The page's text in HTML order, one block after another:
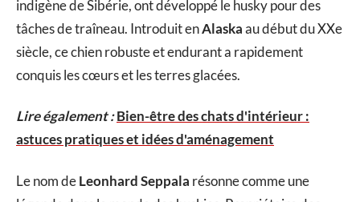
indigène de Sibérie, ont développé le husky pour des
tâches de traîneau. Introduit enAlaskaau début du XXe
siècle, ce chien robuste et endurant a rapidement
conquis les cœurs et les terres glacées.
Lire également :Bien-être des chats d'intérieur :
astuces pratiques et idées d'aménagement
Le nom deLeonhard Seppala résonne comme une